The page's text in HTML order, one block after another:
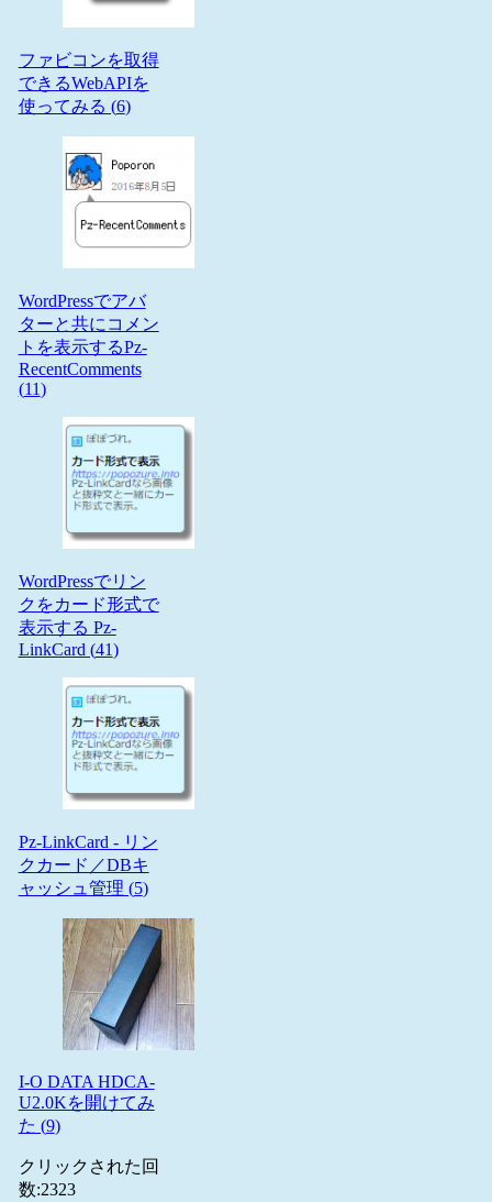
ファビコンを取得
できるWebAPIを
使ってみる (6)
WordPressでアバ
ターと共にコメン
トを表示するPz-
RecentComments
(11)
WordPressでリン
クをカード形式で
表示する Pz-
LinkCard (41)
Pz-LinkCard - リン
クカード／DBキ
ャッシュ管理 (5)
I-O DATA HDCA-
U2.0Kを開けてみ
た (9)
クリックされた回
数:2323